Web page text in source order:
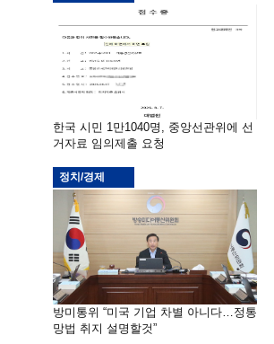
한국 시민 1만1040명, 중앙선관위에 선
거자료 임의제출 요청
정치/경제
방미통위 “미국 기업 차별 아니다…정통
망법 취지 설명할것”